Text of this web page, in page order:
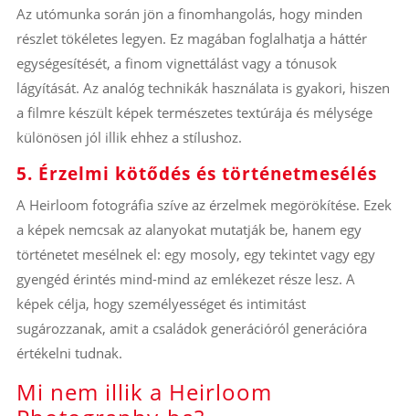
Az utómunka során jön a finomhangolás, hogy minden
részlet tökéletes legyen. Ez magában foglalhatja a háttér
egységesítését, a finom vignettálást vagy a tónusok
lágyítását. Az analóg technikák használata is gyakori, hiszen
a filmre készült képek természetes textúrája és mélysége
különösen jól illik ehhez a stílushoz.
5. Érzelmi kötődés és történetmesélés
A Heirloom fotográfia szíve az érzelmek megörökítése. Ezek
a képek nemcsak az alanyokat mutatják be, hanem egy
történetet mesélnek el: egy mosoly, egy tekintet vagy egy
gyengéd érintés mind-mind az emlékezet része lesz. A
képek célja, hogy személyességet és intimitást
sugározzanak, amit a családok generációról generációra
értékelni tudnak.
Mi nem illik a Heirloom